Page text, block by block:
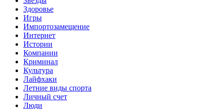
Здоровье
Игры
Импортозамещение
Интернет
Истории
Компании
Криминал
Культура
Лайфхаки
Летние виды спорта
Личный счет
Люди